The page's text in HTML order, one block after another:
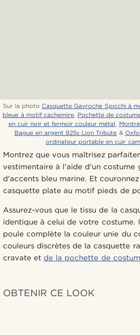
Sur la photo Casquette Gavroche Spicchi à
bleue à motif cachemire, Pochette de
en cuir noir et fermoir couleur métal ,
Bague en argent 925s Lion Tribute &
ordinateur portable en cuir
Montrez que vous maîtrisez
vestimentaire à l'aide d'un costume
d'accents bleu marine. Et
casquette plate au motif pieds de
Assurez-vous que le tissu de la
identique à celui de votre costume.
poule complète la couleur unie du
couleurs discrètes de la casquette
cravate et de la pochette de
OBTENIR CE LOOK